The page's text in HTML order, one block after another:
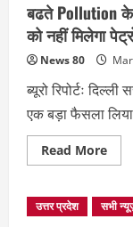
बढते Pollution के
को नहीं मिलेगा
News 80
ब्यूरो रिपोर्टः
एक बड़ा फैसला
Read MoreRead
more
के
उत्तर प्रदेश सभी